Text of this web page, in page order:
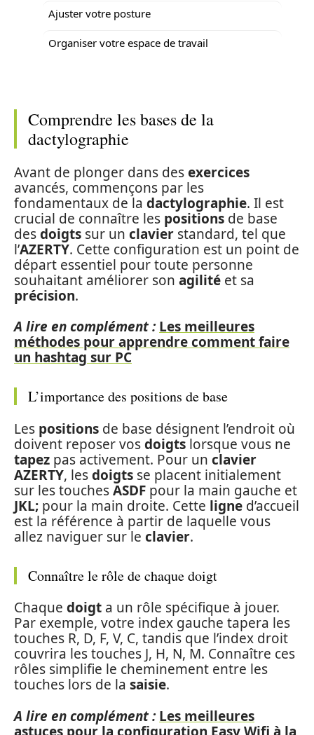
Ajuster votre posture
Organiser votre espace de travail
Comprendre les bases de la
dactylographie
Avant de plonger dans desexercices
avancés, commençons par les
fondamentaux de la dactylographie. Il est
crucial de connaître les positions de base
desdoigts sur un clavier standard, tel que
l’AZERTY. Cette configuration est un point de
départ essentiel pour toute personne
souhaitant améliorer son agilité et sa
précision.
A lire en complément : Les meilleures
méthodes pour apprendre comment faire
un hashtag sur PC
L’importance des positions de base
Les positions de base désignent l’endroit où
doivent reposer vosdoigts lorsque vous ne
tapez pas activement. Pour un clavier
AZERTY, lesdoigts se placent initialement
sur les touchesASDF pour la main gauche et
JKL; pour la main droite. Cette ligne d’accueil
est la référence à partir de laquelle vous
allez naviguer sur le clavier.
Connaître le rôle de chaque doigt
Chaque doigt a un rôle spécifique à jouer.
Par exemple, votre index gauche tapera les
touches R, D, F, V, C, tandis que l’index droit
couvrira les touches J, H, N, M. Connaître ces
rôles simplifie le cheminement entre les
touches lors de la saisie.
A lire en complément : Les meilleures
astuces pour la configuration Easy Wifi à la